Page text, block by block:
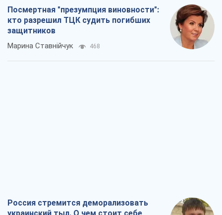
Посмертная "презумпция виновности":
кто разрешил ТЦК судить погибших
защитников
Марина Ставнійчук 468
Россия стремится деморализовать